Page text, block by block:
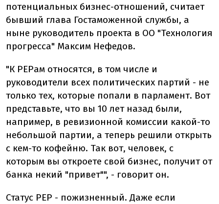
потенциальных бизнес-отношений, считает
бывший глава Гостаможенной службы, а
ныне руководитель проекта в ОО "Технология
прогресса" Максим Нефедов.
"К PEPам относятся, в том числе и
руководители всех политических партий - не
только тех, которые попали в парламент. Вот
представьте, что вы 10 лет назад были,
например, в ревизионной комиссии какой-то
небольшой партии, а теперь решили открыть
с кем-то кофейню. Так вот, человек, с
которым вы откроете свой бизнес, получит от
банка некий "привет"", - говорит он.
Статус PEP - пожизненный. Даже если